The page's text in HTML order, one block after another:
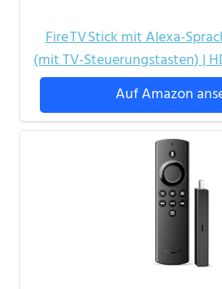
Fire TV Stick mit Alexa-
(mit TV-Steuerungstasten) |
Auf Amazon